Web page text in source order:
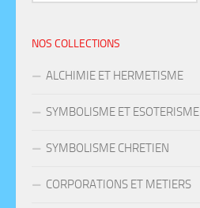
NOS COLLECTIONS
ALCHIMIE ET HERMETISME
SYMBOLISME ET ESOTERISME
SYMBOLISME CHRETIEN
CORPORATIONS ET METIERS